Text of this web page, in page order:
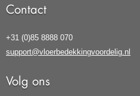
Contact
+31 (0)85 8888 070
support@vloerbedekkingvoordelig.nl
Volg ons